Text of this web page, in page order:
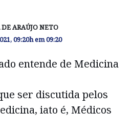
ARAÚJO NETO
09:20h em 09:20
entende de Medicina
ser discutida pelos
iato é, Médicos